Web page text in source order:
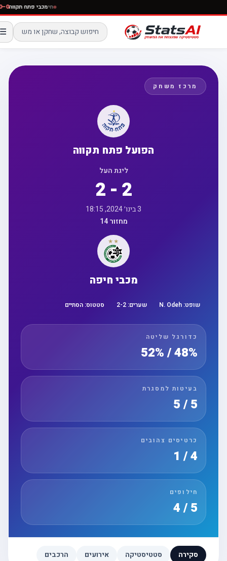
חימכבי פתח
☰
מרכז משחק
הפועל פתח תקווה
ליגת העל
2 - 2
מחזור 14
מכבי חיפה
שופט:N. Odeh שערים: 2 -2 סטטוס:הסתיים
כדורגל שליטה
48% / 52%
בעיטות למסגרת
כרטיסים צהובים
חילופים
סקירה סטטיסטיקה אירועים הרכבים